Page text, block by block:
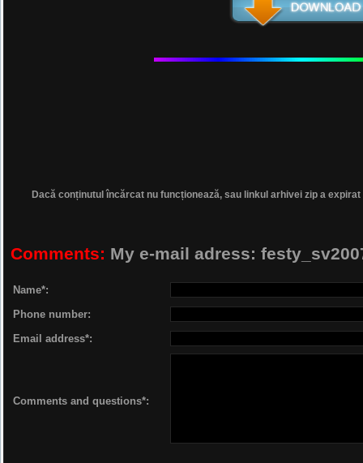
Dacă conținutul încărcat nu funcționează, sau linkul arhivei zip a
Comments: My e-mail adress:
Name*:
Phone number:
Email address*:
Comments and questions*: